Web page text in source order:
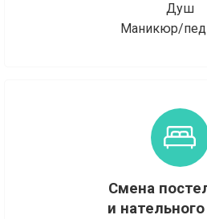
Душ
Маникюр/
Смена
и